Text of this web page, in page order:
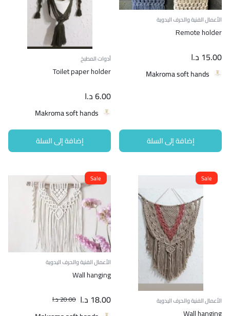
الأعمال الفنية والحرف اليدوية
Remote holder
15.00 د.ا
Makroma soft hands
إضافة إلى السلة
أدوات المطبخ
Toilet paper holder
6.00د.ا
Makroma soft hands
إضافة إلى السلة
Sale
الأعمال الفنية والحرف اليدوية
Sale
الأعمال الفنية والحرف اليدوية
Wall hanging
20.00د.ا 18.00 د.ا